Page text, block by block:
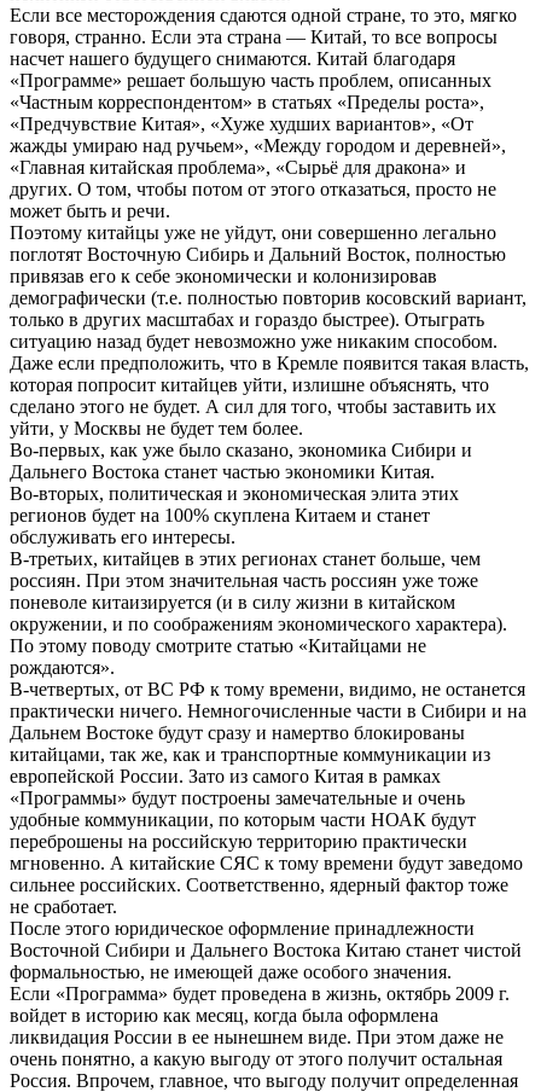
Если все месторождения сдаются одной стране, то это, мягко
говоря, странно. Если эта страна — Китай, то все вопросы
насчет нашего будущего снимаются. Китай благодаря
«Программе» решает большую часть проблем, описанных
«Частным корреспондентом» в статьях «Пределы роста»,
«Предчувствие Китая», «Хуже худших вариантов», «От
жажды умираю над ручьем», «Между городом и деревней»,
«Главная китайская проблема», «Сырьё для дракона» и
других. О том, чтобы потом от этого отказаться, просто не
может быть и речи.
Поэтому китайцы уже не уйдут, они совершенно легально
поглотят Восточную Сибирь и Дальний Восток, полностью
привязав его к себе экономически и колонизировав
демографически (т.е. полностью повторив косовский вариант,
только в других масштабах и гораздо быстрее). Отыграть
ситуацию назад будет невозможно уже никаким способом.
Даже если предположить, что в Кремле появится такая власть,
которая попросит китайцев уйти, излишне объяснять, что
сделано этого не будет. А сил для того, чтобы заставить их
уйти, у Москвы не будет тем более.
Во-первых, как уже было сказано, экономика Сибири и
Дальнего Востока станет частью экономики Китая.
Во-вторых, политическая и экономическая элита этих
регионов будет на 100% скуплена Китаем и станет
обслуживать его интересы.
В-третьих, китайцев в этих регионах станет больше, чем
россиян. При этом значительная часть россиян уже тоже
поневоле китаизируется (и в силу жизни в китайском
окружении, и по соображениям экономического характера).
По этому поводу смотрите статью «Китайцами не
рождаются».
В-четвертых, от ВС РФ к тому времени, видимо, не останется
практически ничего. Немногочисленные части в Сибири и на
Дальнем Востоке будут сразу и намертво блокированы
китайцами, так же, как и транспортные коммуникации из
европейской России. Зато из самого Китая в рамках
«Программы» будут построены замечательные и очень
удобные коммуникации, по которым части НОАК будут
переброшены на российскую территорию практически
мгновенно. А китайские СЯС к тому времени будут заведомо
сильнее российских. Соответственно, ядерный фактор тоже
не сработает.
После этого юридическое оформление принадлежности
Восточной Сибири и Дальнего Востока Китаю станет чистой
формальностью, не имеющей даже особого значения.
Если «Программа» будет проведена в жизнь, октябрь 2009 г.
войдет в историю как месяц, когда была оформлена
ликвидация России в ее нынешнем виде. При этом даже не
очень понятно, а какую выгоду от этого получит остальная
Россия. Впрочем, главное, что выгоду получит определенная